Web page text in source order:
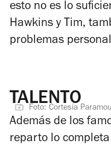
esto no es lo
Hawkins y Tim,
problemas
TALENTO
Foto: Cortesía
Además de los
reparto lo